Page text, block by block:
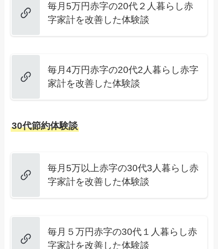
毎月5万円赤字の20代２人暮らし赤
字家計を改善した体験談
毎月4万円赤字の20代2人暮らし赤字
家計を改善した体験談
30代節約体験談
毎月5万以上赤字の30代3人暮らし赤
字家計を改善した体験談
毎月５万円赤字の30代１人暮らし赤
字家計を改善した体験談